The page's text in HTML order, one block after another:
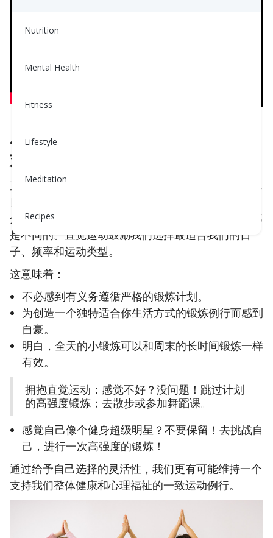
Nutrition
Mental Health
Fitness
Lifestyle
Meditation
Recipes
什么是直觉运动，以及你为何会喜
欢它：
直觉运动鼓励我们关注身体的需求，以一种当下感觉
良好和正确的方式移动。尽管CDC建议每周进行150
分钟的运动，但直觉运动承认每个人的身体和日程都
是不同的。直觉运动鼓励我们选择最适合我们的日
子、频率和运动类型。
这意味着：
不必感到有义务遵循严格的锻炼计划。
为创造一个独特适合你生活方式的锻炼例行而感到
自豪。
明白，全天的小锻炼可以和周末的长时间锻炼一样
有效。
拥抱直觉运动：感觉不好？没问题！跳过计划
的高强度锻炼；去散步或参加舞蹈课。
感觉自己像个健身超级明星？不要保留！去挑战自
己，进行一次高强度的锻炼！
通过给予自己选择的灵活性，我们更有可能维持一个
支持我们整体健康和心理福祉的一致运动例行。